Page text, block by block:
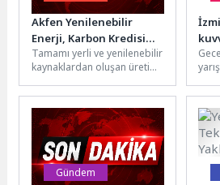
Akfen Yenilenebilir
Enerji, Karbon Kredisi
Alanındaki Öncü
Yaklaşımıyla Türkiye’de
Sektöre Yön Veren
Tamamı yerli ve yenilenebilir
kaynaklardan oluşan üretim
sürdüren Akfen Yenilenebilir
Enerji, karbon
piyasalarında...
Gündem